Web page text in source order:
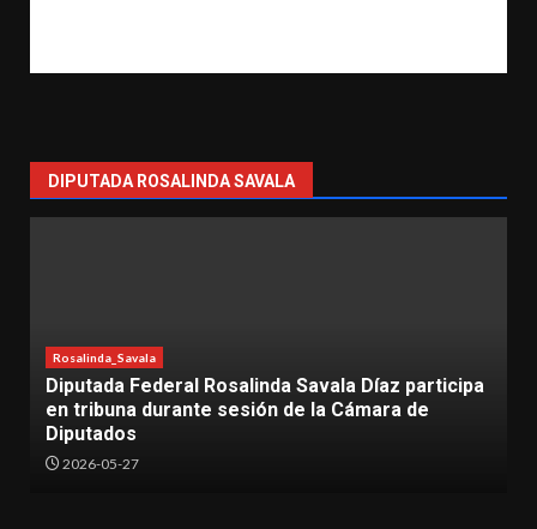
DIPUTADA ROSALINDA SAVALA
Lázaro Cárdenas Rosalinda_Savala
Más de 500 mujeres participan en la carrera
“Mujeres con Fuerza” en Lázaro Cárdenas
2026-05-17